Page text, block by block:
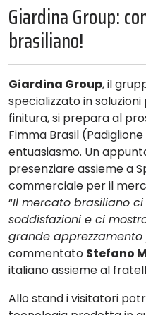
Giardina Group:
brasiliano!
Giardina Group, il
specializzato in
finitura, si prepara al
Fimma Brasil
entuasiasmo. Un
presenziare assieme a
commerciale per il
“Il mercato brasiliano
soddisfazioni e ci
grande
commentato Stefano
italiano assieme al
Allo stand i visitatori